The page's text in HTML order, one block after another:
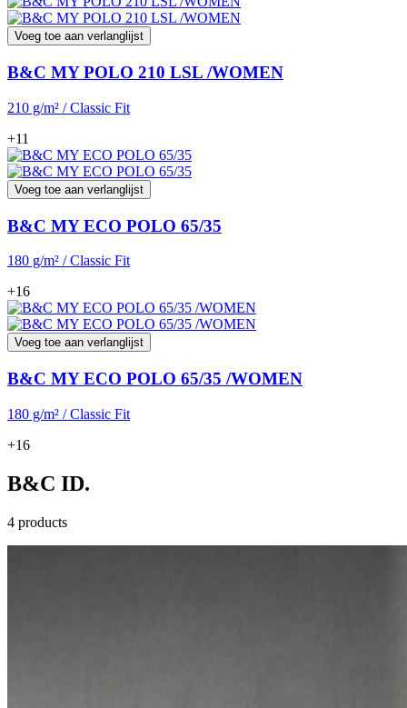
Voeg toe aan verlanglijst
B&C MY POLO 210 LSL /WOMEN
210 g/m² / Classic Fit
+11
Voeg toe aan verlanglijst
B&C MY ECO POLO 65/35
180 g/m² / Classic Fit
+16
Voeg toe aan verlanglijst
B&C MY ECO POLO 65/35 /WOMEN
180 g/m² / Classic Fit
+16
B&C ID.
4 products